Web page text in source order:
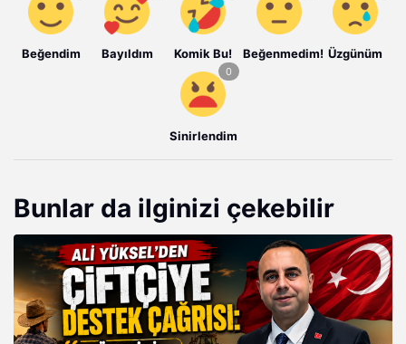
Beğendim Bayıldım Komik Bu! Beğenmedim! Üzgünüm
Sinirlendim
Bunlar da ilginizi çekebilir